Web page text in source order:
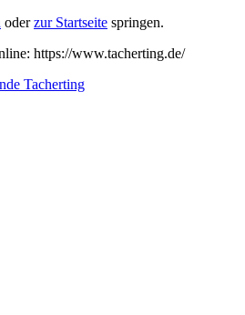
oderzur Startseite springen.
https://www.tacherting.de/